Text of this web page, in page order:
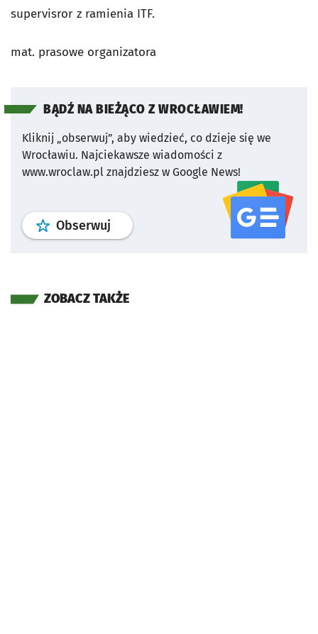
supervisror z ramienia ITF.
mat. prasowe organizatora
BĄDŹ NA BIEŻĄCO Z WROCŁAWIEM!
Kliknij „obserwuj”, aby wiedzieć, co dzieje się we
Wrocławiu. Najciekawsze wiadomości z
www.wroclaw.pl znajdziesz w Google News!
Obserwuj profil serwisu
ZOBACZ TAKŻE